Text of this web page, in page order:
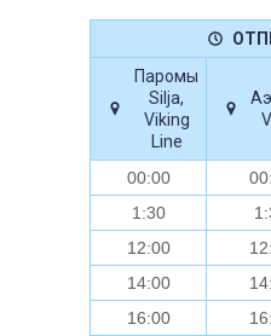
Паромы
Silja,
Viking
Line
00:00
1:30
12:00
14:00
16:00